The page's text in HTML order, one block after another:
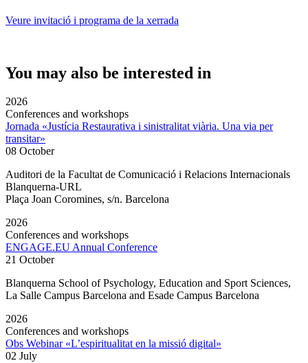
Veure invitació i programa de la xerrada
You may also be interested in
2026
Conferences and workshops
Jornada «Justícia Restaurativa i sinistralitat viària. Una via per
transitar»
08 October
Auditori de la Facultat de Comunicació i Relacions Internacionals
Blanquerna-URL
Plaça Joan Coromines, s/n. Barcelona
2026
Conferences and workshops
ENGAGE.EU Annual Conference
21 October
Blanquerna School of Psychology, Education and Sport Sciences,
La Salle Campus Barcelona and Esade Campus Barcelona
2026
Conferences and workshops
Obs Webinar «L’espiritualitat en la missió digital»
02 July